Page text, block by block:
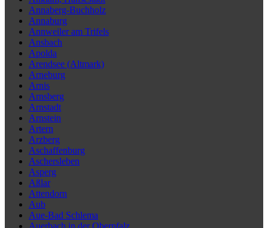
Annaberg-Buchholz
Annaburg
Annweiler am Trifels
Ansbach
Apolda
Arendsee (Altmark)
Arneburg
Arnis
Arnsberg
Arnstadt
Arnstein
Artern
Arzberg
Aschaffenburg
Aschersleben
Asperg
Aßlar
Attendorn
Aub
Aue-Bad Schlema